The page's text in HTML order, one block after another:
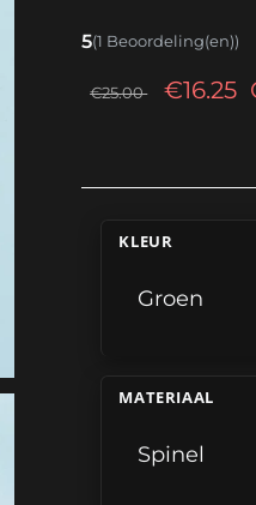
5(1 Beoordeling(en))
€25.00 €16.25
KLEUR
Groen
MATERIAAL
Spinel